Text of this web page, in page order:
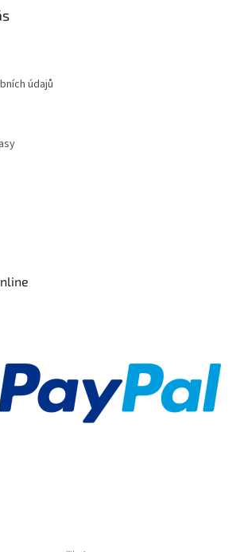
údajů